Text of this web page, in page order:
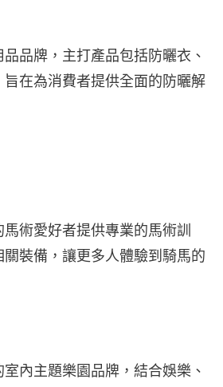
品牌，主打產品包括防曬衣、
在為消費者提供全面的防曬解
術愛好者提供專業的馬術訓
裝備，讓更多人體驗到騎馬的
內主題樂園品牌，結合娛樂、